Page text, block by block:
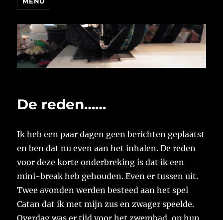
De reden……
Ik heb een paar dagen geen berichten geplaatst
en ben dat nu even aan het inhalen. De reden
voor deze korte onderbreking is dat ik een
mini-break heb gehouden. Even er tussen uit.
Twee avonden werden besteed aan het spel
Catan dat ik met mijn zus en zwager speelde.